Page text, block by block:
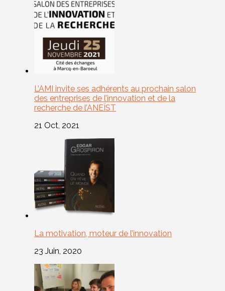
L’AMI invite ses adhérents au prochain salon
des entreprises de l’innovation et de la
recherche de l’ANEÏST
21 Oct, 2021
La motivation, moteur de l’innovation
23 Juin, 2020